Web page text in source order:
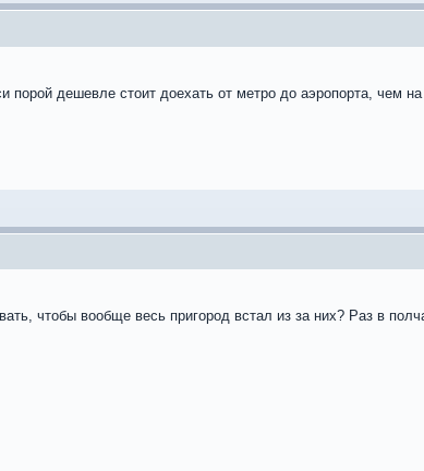
порой дешевле стоит доехать от метро до аэропорта, чем на
чтобы вообще весь пригород встал из за них? Раз в